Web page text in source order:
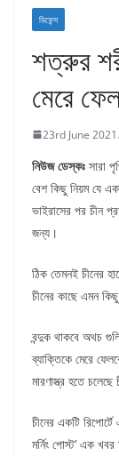
ডিফেন্স
শত্রুর
মেরে
23rd June 2021
নিউজ ডেস্কঃ সারা
বেশ কিছু নিয়ম যে
ভাইরাসের পর চীন
জন্য।
ঠিক তেমনই চীনের
চীনের কাছে এমন
বন্দুক থাকবে অথচ
ব্যাক্তিকে মেরে
মারণাস্ত্র হতে চলেছে
চীনের একটি
মর্নিং পোস্ট’ এক